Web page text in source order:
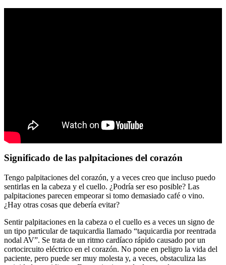
Significado de las palpitaciones del corazón
Tengo palpitaciones del corazón, y a veces creo que incluso puedo
sentirlas en la cabeza y el cuello. ¿Podría ser eso posible? Las
palpitaciones parecen empeorar si tomo demasiado café o vino.
¿Hay otras cosas que debería evitar?
Sentir palpitaciones en la cabeza o el cuello es a veces un signo de
un tipo particular de taquicardia llamado “taquicardia por reentrada
nodal AV”. Se trata de un ritmo cardíaco rápido causado por un
cortocircuito eléctrico en el corazón. No pone en peligro la vida del
paciente, pero puede ser muy molesta y, a veces, obstaculiza las